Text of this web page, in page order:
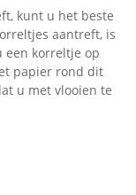
kunt u het beste
aantreft, is
een korreltje op
papier rond dit
u met vlooien te